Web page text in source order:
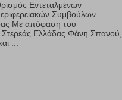
Εντεταλμένων
Συμβούλων
Με απόφαση του
Στερεάς Ελλάδας Φάνη Σπανού,
...